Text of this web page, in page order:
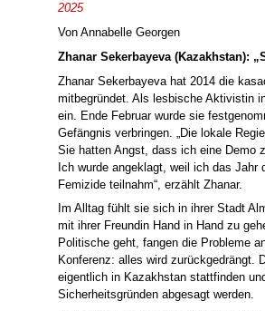
2025
Von Annabelle Georgen
Zhanar Sekerbayeva (Kazakhstan):
Zhanar Sekerbayeva hat 2014 die
mitbegründet. Als lesbische Aktivistin
ein. Ende Februar wurde sie
Gefängnis verbringen. „Die lokale
Sie hatten Angst, dass ich eine Demo
Ich wurde angeklagt, weil ich das Jahr
Femizide teilnahm“, erzählt Zhanar.
Im Alltag fühlt sie sich in ihrer Stadt
mit ihrer Freundin Hand in Hand zu
Politische geht, fangen die Probleme
Konferenz: alles wird zurückgedrängt.
eigentlich in Kazakhstan stattfinden
Sicherheitsgründen abgesagt werden.